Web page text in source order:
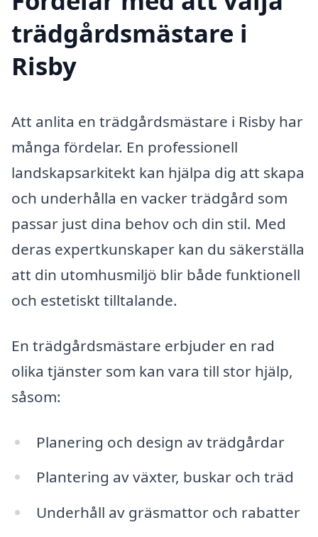
trädgårdsmästare i
Risby
Att anlita en trädgårdsmästare i Risby har
många fördelar. En professionell
landskapsarkitekt kan hjälpa dig att skapa
och underhålla en vacker trädgård som
passar just dina behov och din stil. Med
deras expertkunskaper kan du säkerställa
att din utomhusmiljö blir både funktionell
och estetiskt tilltalande.
En trädgårdsmästare erbjuder en rad
olika tjänster som kan vara till stor hjälp,
såsom:
Planering och design av trädgårdar
Plantering av växter, buskar och träd
Underhåll av gräsmattor och rabatter